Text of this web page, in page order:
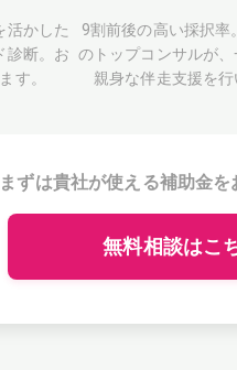
活かした
診断。お
す。
9割前後の高い採択率
のトップコンサルが、
親身な伴走支援を行
まずは貴社が使える補助金を
無料相談はこ